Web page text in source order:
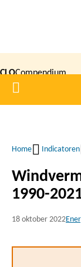
inhoud
gaan
CLOCompendium
voor de
Home
Kruimelpad
Home Indicatoren
1990-
18 oktober 2022